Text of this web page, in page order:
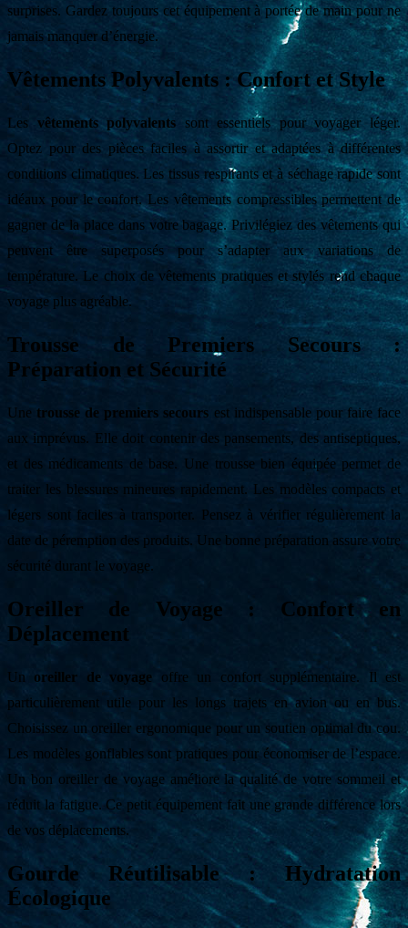
surprises. Gardez toujours cet équipement à portée de main pour ne
jamais manquer d’énergie.
Vêtements Polyvalents : Confort et Style
Les vêtements polyvalents sont essentiels pour voyager léger.
Optez pour des pièces faciles à assortir et adaptées à différentes
conditions climatiques. Les tissus respirants et à séchage rapide sont
idéaux pour le confort. Les vêtements compressibles permettent de
gagner de la place dans votre bagage. Privilégiez des vêtements qui
peuvent être superposés pour s’adapter aux variations de
température. Le choix de vêtements pratiques et stylés rend chaque
voyage plus agréable.
Trousse de Premiers Secours :
Préparation et Sécurité
Unetrousse de premiers secours est indispensable pour faire face
aux imprévus. Elle doit contenir des pansements, des antiseptiques,
et des médicaments de base. Une trousse bien équipée permet de
traiter les blessures mineures rapidement. Les modèles compacts et
légers sont faciles à transporter. Pensez à vérifier régulièrement la
date de péremption des produits. Une bonne préparation assure votre
sécurité durant le voyage.
Oreiller de Voyage : Confort en
Déplacement
Un oreiller de voyage offre un confort supplémentaire. Il est
particulièrement utile pour les longs trajets en avion ou en bus.
Choisissez un oreiller ergonomique pour un soutien optimal du cou.
Les modèles gonflables sont pratiques pour économiser de l’espace.
Un bon oreiller de voyage améliore la qualité de votre sommeil et
réduit la fatigue. Ce petit équipement fait une grande différence lors
de vos déplacements.
Gourde Réutilisable : Hydratation
Écologique